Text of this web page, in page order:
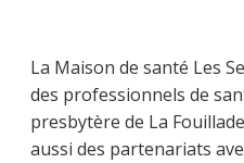
La Maison de santé Les
des professionnels de
presbytère de La
aussi des partenariats